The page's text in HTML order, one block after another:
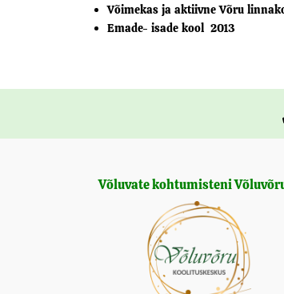
Võimekas ja aktiivne Võru
Emade- isade kool 2013
Võluvate kohtumisteni